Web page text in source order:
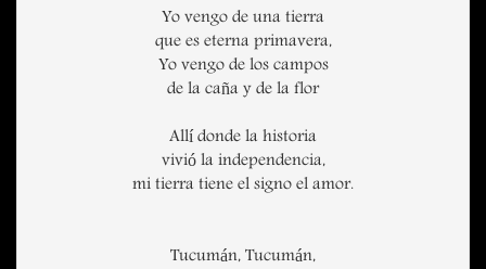
Yo vengo de una tierra
que es eterna primavera,
Yo vengo de los campos
de la caña y de la flor
Allí donde la historia
vivió la independencia,
mi tierra tiene el signo el amor.
Tucumán, Tucumán,